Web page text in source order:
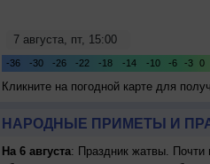
Кликните на погодной карте для
НАРОДНЫЕ ПРИМЕТЫ И
На 6 августа: Праздник жатвы. Почти